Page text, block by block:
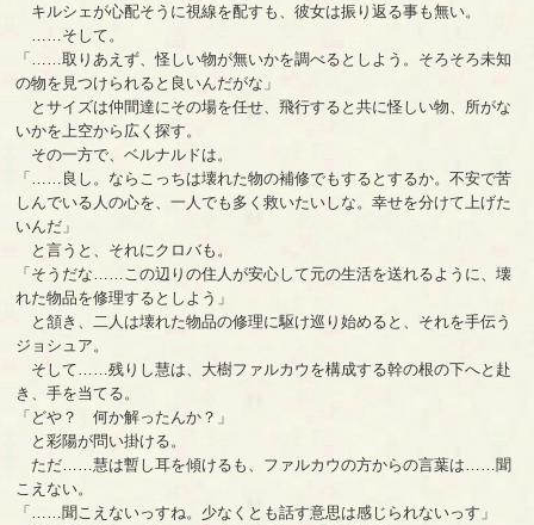
キルシェが心配そうに視線を配すも、彼女は振り返る事も無い。
……そして。
「……取りあえず、怪しい物が無いかを調べるとしよう。そろそろ未知
の物を見つけられると良いんだがな」
とサイズは仲間達にその場を任せ、飛行すると共に怪しい物、所がな
いかを上空から広く探す。
その一方で、ベルナルドは。
「……良し。ならこっちは壊れた物の補修でもするとするか。不安で苦
しんでいる人の心を、一人でも多く救いたいしな。幸せを分けて上げた
いんだ」
と言うと、それにクロバも。
「そうだな……この辺りの住人が安心して元の生活を送れるように、壊
れた物品を修理するとしよう」
と頷き、二人は壊れた物品の修理に駆け巡り始めると、それを手伝う
ジョシュア。
そして……残りし慧は、大樹ファルカウを構成する幹の根の下へと赴
き、手を当てる。
「どや？ 何か解ったんか？」
と彩陽が問い掛ける。
ただ……慧は暫し耳を傾けるも、ファルカウの方からの言葉は……聞
こえない。
「……聞こえないっすね。少なくとも話す意思は感じられないっす」